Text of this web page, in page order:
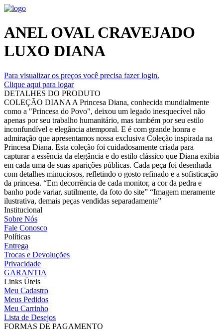
ANEL OVAL CRAVEJADO
LUXO DIANA
Para visualizar os preços você precisa fazer login.
Clique aqui para logar
DETALHES DO PRODUTO
COLEÇÃO DIANA A Princesa Diana, conhecida mundialmente
como a "Princesa do Povo", deixou um legado inesquecível não
apenas por seu trabalho humanitário, mas também por seu estilo
inconfundível e elegância atemporal. E é com grande honra e
admiração que apresentamos nossa exclusiva Coleção inspirada na
Princesa Diana. Esta coleção foi cuidadosamente criada para
capturar a essência da elegância e do estilo clássico que Diana exibia
em cada uma de suas aparições públicas. Cada peça foi desenhada
com detalhes minuciosos, refletindo o gosto refinado e a sofisticação
da princesa. “Em decorrência de cada monitor, a cor da pedra e
banho pode variar, sutilmente, da foto do site” “Imagem meramente
ilustrativa, demais peças vendidas separadamente”
Institucional
Sobre Nós
Fale Conosco
Políticas
Entrega
Trocas e Devoluções
Privacidade
GARANTIA
Links Úteis
Meu Cadastro
Meus Pedidos
Meu Carrinho
Lista de Desejos
FORMAS DE PAGAMENTO